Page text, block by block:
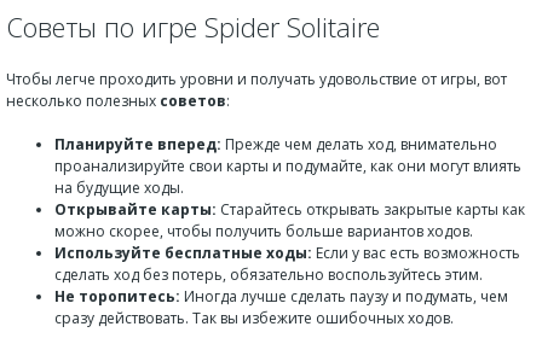
Советы по игре Spider Solitaire
Чтобы легче проходить уровни и получать удовольствие от игры, вот
несколько полезных советов:
Планируйте вперед: Прежде чем делать ход, внимательно
проанализируйте свои карты и подумайте, как они могут влиять
на будущие ходы.
Открывайте карты: Старайтесь открывать закрытые карты как
можно скорее, чтобы получить больше вариантов ходов.
Используйте бесплатные ходы: Если у вас есть возможность
сделать ход без потерь, обязательно воспользуйтесь этим.
Не торопитесь: Иногда лучше сделать паузу и подумать, чем
сразу действовать. Так вы избежите ошибочных ходов.